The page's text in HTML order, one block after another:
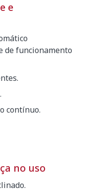
e
de funcionamento
contínuo.
no uso